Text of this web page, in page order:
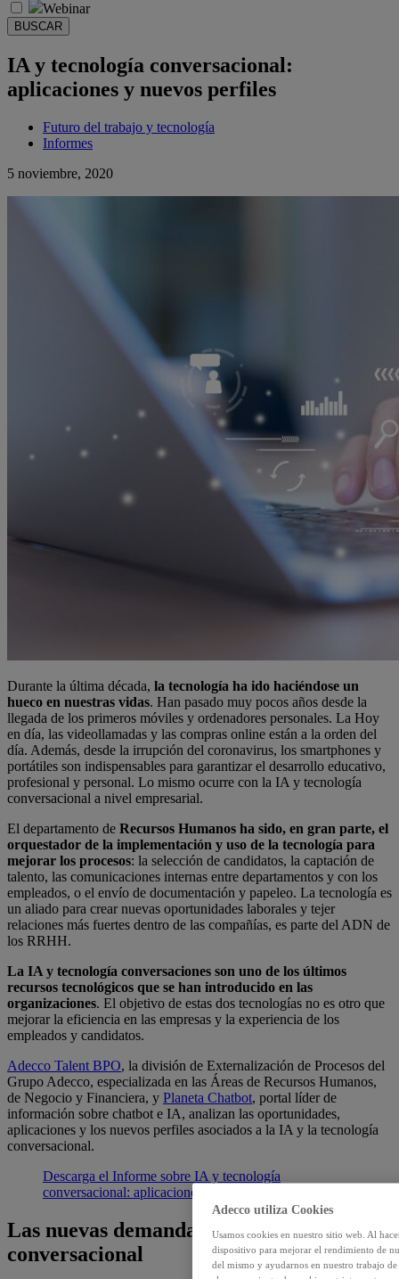
Webinar
BUSCAR
IA y tecnología conversacional:
aplicaciones y nuevos perfiles
Futuro del trabajo y tecnología
Informes
5 noviembre, 2020
Durante la última década, la tecnología ha ido haciéndose un
hueco en nuestras vidas. Han pasado muy pocos años desde la
llegada de los primeros móviles y ordenadores personales. La Hoy
en día, las videollamadas y las compras online están a la orden del
día. Además, desde la irrupción del coronavirus, los smartphones y
portátiles son indispensables para garantizar el desarrollo educativo,
profesional y personal. Lo mismo ocurre con la IA y tecnología
conversacional a nivel empresarial.
El departamento de Recursos Humanos ha sido, en gran parte, el
orquestador de la implementación y uso de la tecnología para
mejorar los procesos: la selección de candidatos, la captación de
talento, las comunicaciones internas entre departamentos y con los
empleados, o el envío de documentación y papeleo. La tecnología es
un aliado para crear nuevas oportunidades laborales y tejer
relaciones más fuertes dentro de las compañías, es parte del ADN de
los RRHH.
La IA y tecnología conversaciones son uno de los últimos
recursos tecnológicos que se han introducido en las
organizaciones. El objetivo de estas dos tecnologías no es otro que
mejorar la eficiencia en las empresas y la experiencia de los
empleados y candidatos.
Adecco Talent BPO, la división de Externalización de Procesos del
Grupo Adecco, especializada en las Áreas de Recursos Humanos,
de Negocio y Financiera, y Planeta Chatbot, portal líder de
información sobre chatbot e IA, analizan las oportunidades,
aplicaciones y los nuevos perfiles asociados a la IA y la tecnología
conversacional.
Descarga el Informe sobre IA y tecnología
conversacional: aplicaciones y nuevos perfiles
Las nuevas demandas de IA y tecnología
conversacional
Adecco utiliza Cookies
Usamos cookies en nuestro sitio web. Al
dispositivo para mejorar el rendimiento de
del mismo y ayudarnos en nuestro trabajo